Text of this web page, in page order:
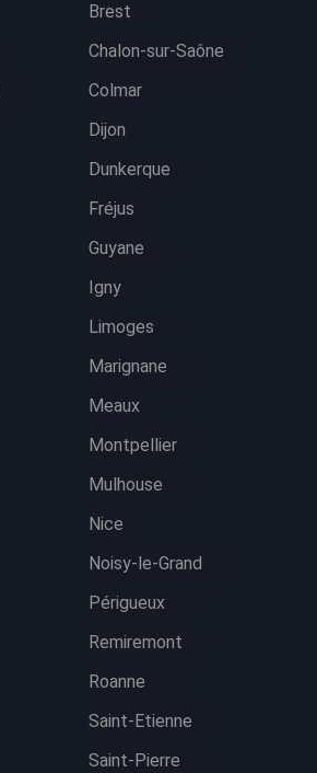
Brest
Chalon-sur-Saône
Colmar
Dijon
Dunkerque
Fréjus
Guyane
Igny
Limoges
Marignane
Meaux
Montpellier
Mulhouse
Nice
Noisy-le-Grand
Périgueux
Remiremont
Roanne
Saint-Etienne
Saint-Pierre